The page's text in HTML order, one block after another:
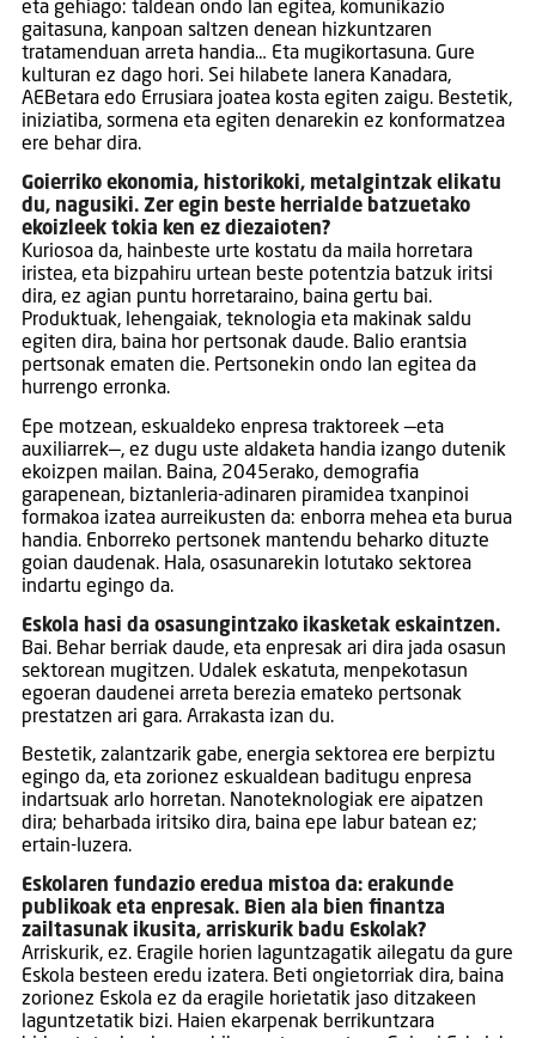
eta gehiago: taldean ondo lan egitea, komunikazio
gaitasuna, kanpoan saltzen denean hizkuntzaren
tratamenduan arreta handia… Eta mugikortasuna. Gure
kulturan ez dago hori. Sei hilabete lanera Kanadara,
AEBetara edo Errusiara joatea kosta egiten zaigu. Bestetik,
iniziatiba, sormena eta egiten denarekin ez konformatzea
ere behar dira.
Goierriko ekonomia, historikoki, metalgintzak elikatu
du, nagusiki. Zer egin beste herrialde batzuetako
ekoizleek tokia ken ez diezaioten?
Kuriosoa da, hainbeste urte kostatu da maila horretara
iristea, eta bizpahiru urtean beste potentzia batzuk iritsi
dira, ez agian puntu horretaraino, baina gertu bai.
Produktuak, lehengaiak, teknologia eta makinak saldu
egiten dira, baina hor pertsonak daude. Balio erantsia
pertsonak ematen die. Pertsonekin ondo lan egitea da
hurrengo erronka.
Epe motzean, eskualdeko enpresa traktoreek —eta
auxiliarrek—, ez dugu uste aldaketa handia izango dutenik
ekoizpen mailan. Baina, 2045erako, demografia
garapenean, biztanleria-adinaren piramidea txanpinoi
formakoa izatea aurreikusten da: enborra mehea eta burua
handia. Enborreko pertsonek mantendu beharko dituzte
goian daudenak. Hala, osasunarekin lotutako sektorea
indartu egingo da.
Eskola hasi da osasungintzako ikasketak eskaintzen.
Bai. Behar berriak daude, eta enpresak ari dira jada osasun
sektorean mugitzen. Udalek eskatuta, menpekotasun
egoeran daudenei arreta berezia emateko pertsonak
prestatzen ari gara. Arrakasta izan du.
Bestetik, zalantzarik gabe, energia sektorea ere berpiztu
egingo da, eta zorionez eskualdean baditugu enpresa
indartsuak arlo horretan. Nanoteknologiak ere aipatzen
dira; beharbada iritsiko dira, baina epe labur batean ez;
ertain-luzera.
Eskolaren fundazio eredua mistoa da: erakunde
publikoak eta enpresak. Bien ala bien finantza
zailtasunak ikusita, arriskurik badu Eskolak?
Arriskurik, ez. Eragile horien laguntzagatik ailegatu da gure
Eskola besteen eredu izatera. Beti ongietorriak dira, baina
zorionez Eskola ez da eragile horietatik jaso ditzakeen
laguntzetatik bizi. Haien ekarpenak berrikuntzara